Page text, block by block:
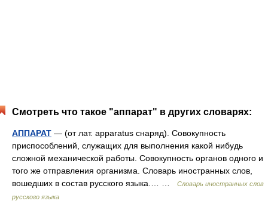
Смотреть что такое "аппарат" в других словарях:
АППАРАТ — (от лат. apparatus снаряд). Совокупность
приспособлений, служащих для выполнения какой нибудь
сложной механической работы. Совокупность органов одного и
того же отправления организма. Словарь иностранных слов,
вошедших в состав русского языка.… …
Словарь иностранных слов
русского языка